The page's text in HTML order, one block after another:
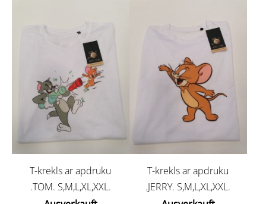
T-krekls ar apdruku
.TOM. S,M,L,XL,XXL.
T-krekls ar apdruku
.JERRY. S,M,L,XL,XXL.